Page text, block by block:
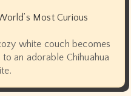
Most Curious
white couch becomes
an adorable Chihuahua